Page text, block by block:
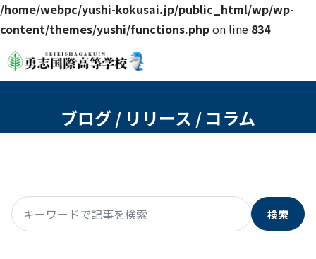
/home/webpc/yushi-kokusai.jp/public_html/wp/wp-
content/themes/yushi/functions.phpon line 834
ブログ / リリース / コラム
キーワードで記事を検索
検索